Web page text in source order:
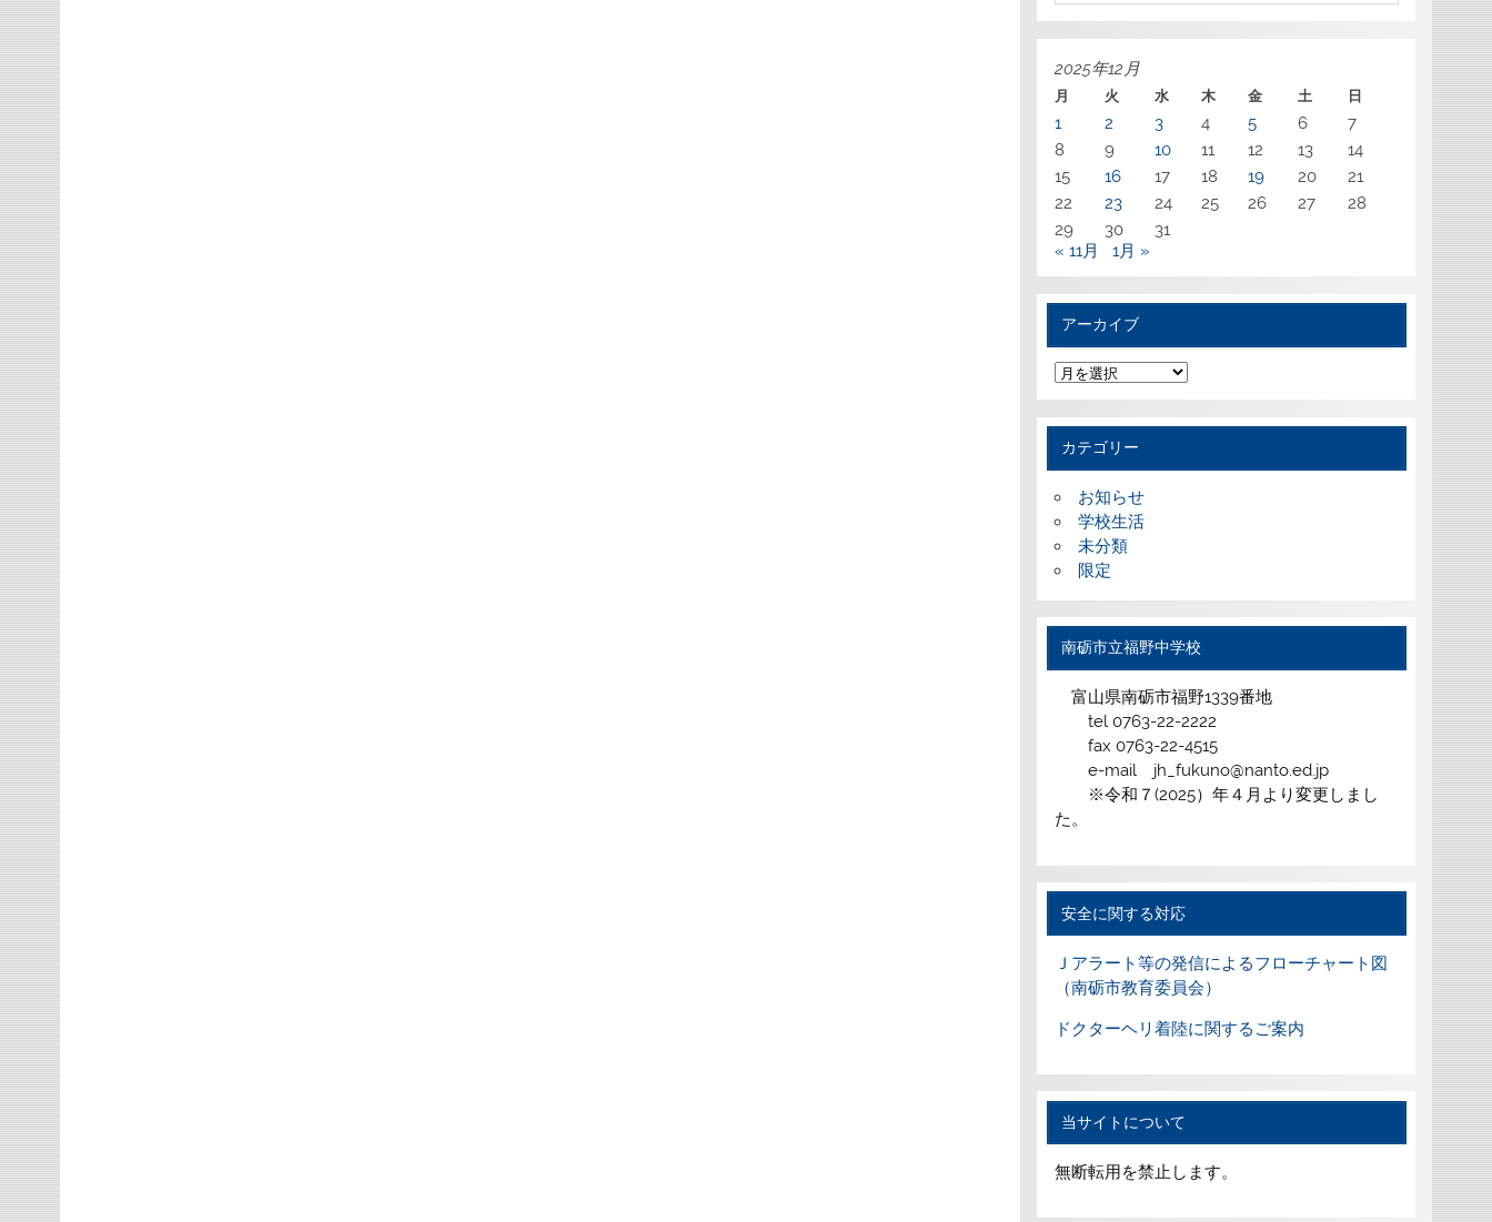
2025年12月
月 火 水 木 金 土 日
1 2 3 4 5 6
7
8
9 10 11 12 13
14
15
16 17 18 19 20
21
22
23 24 25 26 27
28
29
30
31
« 11月
1月 »
アーカイブ
ア
ー
カ
イ
カテゴリー
お知らせ
学校生活
未分類
限定
南砺市立福野中学校
富山県南砺市福野1339番地
tel 0763-22-2222
fax 0763-22-4515
e-mail jh_fukuno@nanto.ed.jp
※令和７(2025）年４月より変更しまし
た。
安全に関する対応
Ｊアラート等の発信によるフローチャート図
（南砺市教育委員会）
ドクターヘリ着陸に関するご案内
当サイトについて
無断転用を禁止します。